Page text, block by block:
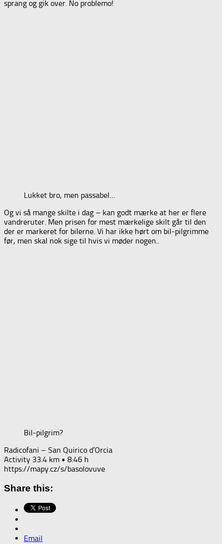
sprang og gik over. No problemo!
Lukket bro, men passabel…
Og vi så mange skilte i dag – kan godt mærke at her er flere
vandreruter. Men prisen for mest mærkelige skilt går til den
der er markeret for bilerne. Vi har ikke hørt om bil-pilgrimme
før, men skal nok sige til hvis vi møder nogen..
Bil-pilgrim?
Radicofani – San Quirico d’Orcia
Activity 33.4 km • 8:46 h
https://mapy.cz/s/basolovuve
Share this:
Email